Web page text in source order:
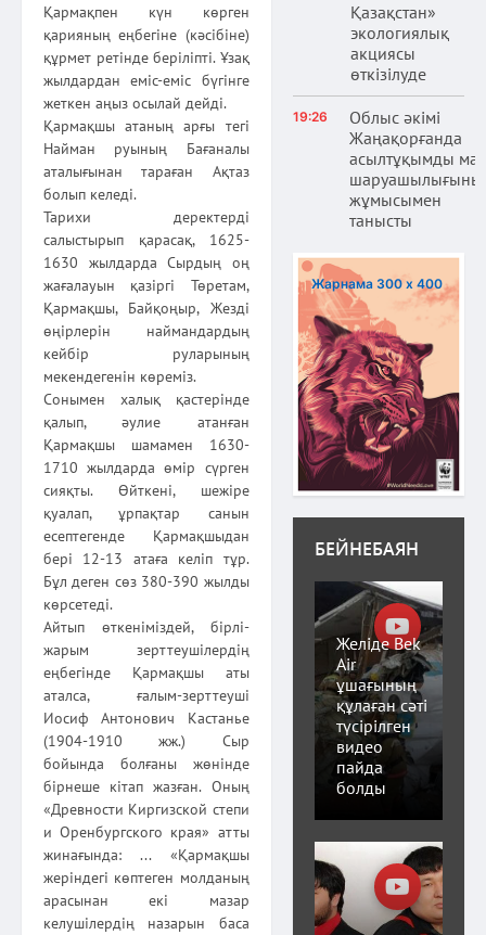
Қармақпен күн көрген
қарияның еңбегіне (кәсібіне)
құрмет ретінде беріліпті. Ұзақ
жылдардан еміс-еміс бүгінге
жеткен аңыз осылай дейді.
Қармақшы атаның арғы тегі
Найман руының Бағаналы
аталығынан тараған Ақтаз
болып келеді.
Тарихи деректерді
салыстырып қарасақ, 1625-
1630 жылдарда Сырдың оң
жағалауын қазіргі Төретам,
Қармақшы, Байқоңыр, Жезді
өңірлерін наймандардың
кейбір руларының
мекендегенін көреміз.
Сонымен халық қастерінде
қалып, әулие атанған
Қармақшы шамамен 1630-
1710 жылдарда өмір сүрген
сияқты. Өйткені, шежіре
қуалап, ұрпақтар санын
есептегенде Қармақшыдан
бері 12-13 атаға келіп тұр.
Бұл деген сөз 380-390 жылды
көрсетеді.
Айтып өткеніміздей, бірлі-
жарым зерттеушілердің
еңбегінде Қармақшы аты
аталса, ғалым-зерттеуші
Иосиф Антонович Кастанье
(1904-1910 жж.) Сыр
бойында болғаны жөнінде
бірнеше кітап жазған. Оның
«Древности Киргизской степи
и Оренбургского края» атты
жинағында: ... «Қармақшы
жеріндегі көптеген молданың
арасынан екі мазар
келушілердің назарын баса
Қазақстан»
экологиялық
акциясы
өткізілуде
19:26
Облыс әкімі
Жаңақорғанда
асылтұқымды мал
жұмысымен
танысты
Жарнама 300 х 400
БЕЙНЕБАЯН
Желіде Bek
Air
ұшағының
құлаған сәті
түсірілген
видео
пайда
болды